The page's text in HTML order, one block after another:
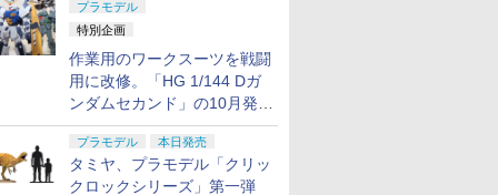
プラモデル
特別企画
作業用のワークスーツを戦闘
用に改修。「HG 1/144 Dガ
ンダムセカンド」の10月発送
分が予約受付中【ガンダムベ
ース撮り下ろし】
プラモデル 本日発売
タミヤ、プラモデル「クリッ
クロックシリーズ」第一弾